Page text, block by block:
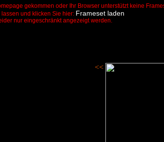
gekommen oder Ihr Browser unterstützt keine
und klicken Sie hier: Frameset laden
nur eingeschränkt angezeigt werden.
<<